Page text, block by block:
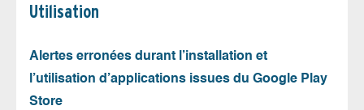
Utilisation
Alertes erronées durant l’installation et
l’utilisation d’applications issues du Google Play
Store